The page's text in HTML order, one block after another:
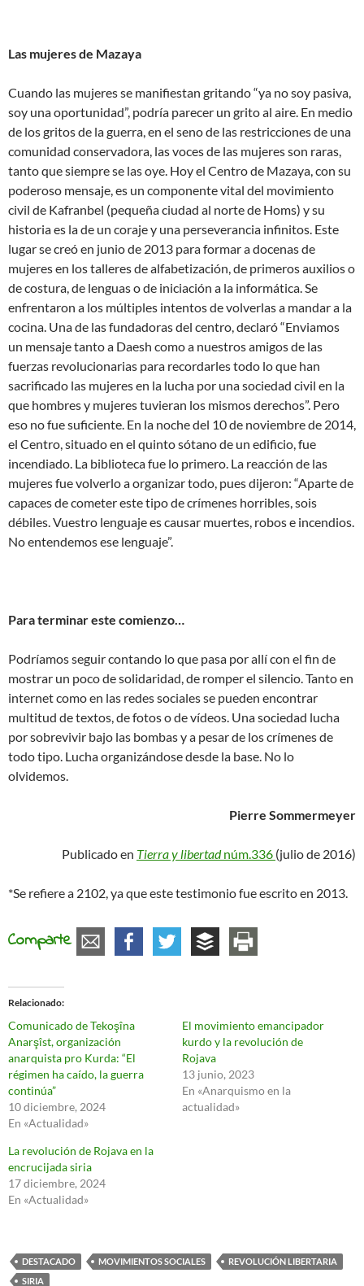
Las mujeres de Mazaya
Cuando las mujeres se manifiestan gritando “ya no soy pasiva,
soy una oportunidad”, podría parecer un grito al aire. En medio
de los gritos de la guerra, en el seno de las restricciones de una
comunidad conservadora, las voces de las mujeres son raras,
tanto que siempre se las oye. Hoy el Centro de Mazaya, con su
poderoso mensaje, es un componente vital del movimiento
civil de Kafranbel (pequeña ciudad al norte de Homs) y su
historia es la de un coraje y una perseverancia infinitos. Este
lugar se creó en junio de 2013 para formar a docenas de
mujeres en los talleres de alfabetización, de primeros auxilios o
de costura, de lenguas o de iniciación a la informática. Se
enfrentaron a los múltiples intentos de volverlas a mandar a la
cocina. Una de las fundadoras del centro, declaró “Enviamos
un mensaje tanto a Daesh como a nuestros amigos de las
fuerzas revolucionarias para recordarles todo lo que han
sacrificado las mujeres en la lucha por una sociedad civil en la
que hombres y mujeres tuvieran los mismos derechos”. Pero
eso no fue suficiente. En la noche del 10 de noviembre de 2014,
el Centro, situado en el quinto sótano de un edificio, fue
incendiado. La biblioteca fue lo primero. La reacción de las
mujeres fue volverlo a organizar todo, pues dijeron: “Aparte de
capaces de cometer este tipo de crímenes horribles, sois
débiles. Vuestro lenguaje es causar muertes, robos e incendios.
No entendemos ese lenguaje”.
Para terminar este comienzo…
Podríamos seguir contando lo que pasa por allí con el fin de
mostrar un poco de solidaridad, de romper el silencio. Tanto en
internet como en las redes sociales se pueden encontrar
multitud de textos, de fotos o de vídeos. Una sociedad lucha
por sobrevivir bajo las bombas y a pesar de los crímenes de
todo tipo. Lucha organizándose desde la base. No lo
olvidemos.
Pierre Sommermeyer
Publicado en Tierra y libertadnúm.336 (julio de 2016)
*Se refiere a 2102, ya que este testimonio fue escrito en 2013.
Comparte
Relacionado
Comunicado de Tekoşîna
Anarşîst, organización
anarquista pro Kurda: “El
régimen ha caído, la guerra
continúa”
10 diciembre, 2024
En «Actualidad»
El movimiento emancipador
kurdo y la revolución de
Rojava
13 junio, 2023
En «Anarquismo en la
actualidad»
La revolución de Rojava en la
encrucijada siria
17 diciembre, 2024
En «Actualidad»
DESTACADO MOVIMIENTOS SOCIALES
REVOLUCIÓN LIBERTARIA
SIRIA